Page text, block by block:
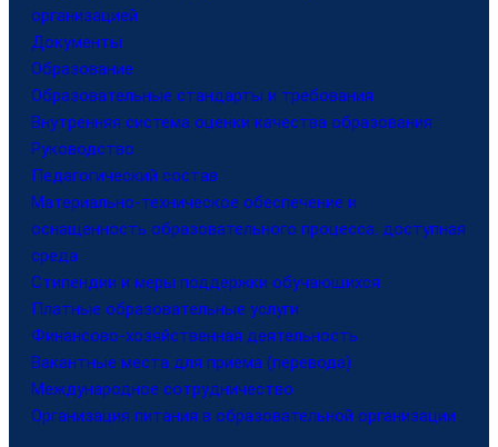
организацией
Документы
Образование
Образовательные стандарты и требования
Внутренняя система оценки качества образования
Руководство
Педагогический состав
Материально-техническое обеспечение и
оснащенность образовательного процесса. доступная
среда
Стипендии и меры поддержки обучающихся
Платные образовательные услуги
Финансово-хозяйственная деятельность
Вакантные места для приема (перевода)
Международное сотрудничество
Организация питания в образовательной организации